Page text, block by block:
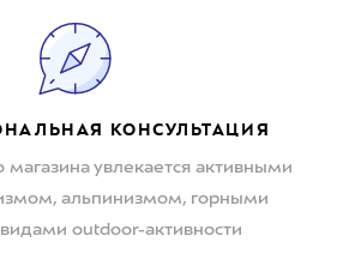
КОНСУЛЬТАЦИЯ
увлекается активными
альпинизмом, горными
outdoor-активности